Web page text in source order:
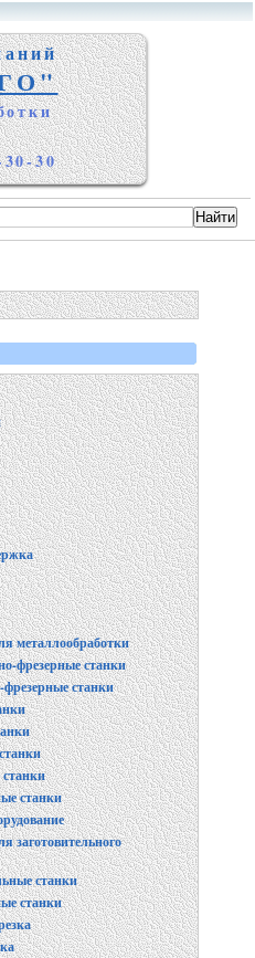
30
металлообработки
фрезерные станки
станки
станки
заготовительного
станки
станки